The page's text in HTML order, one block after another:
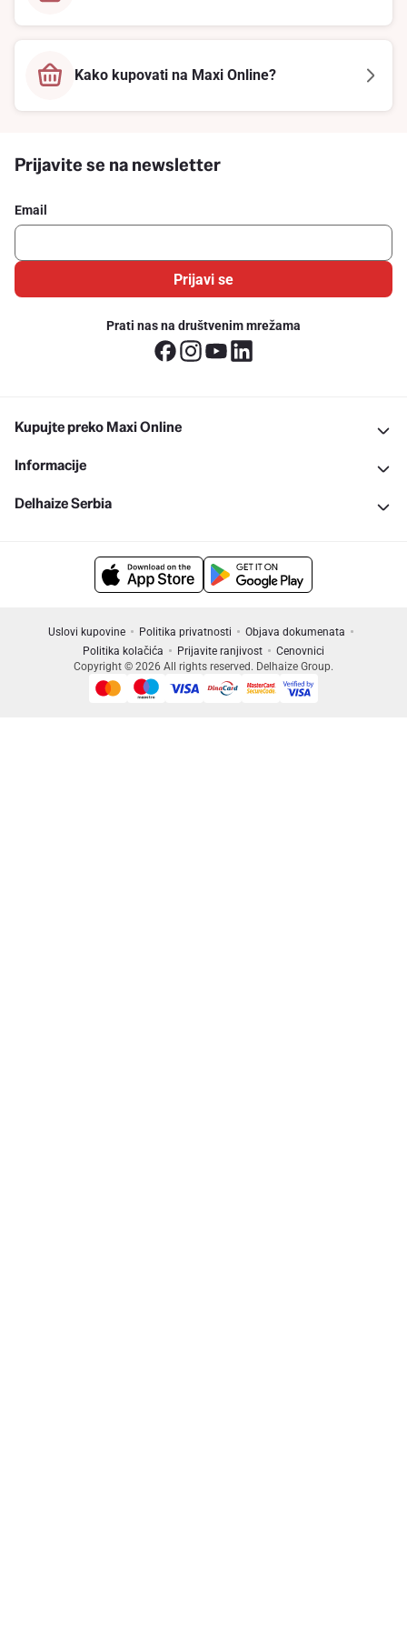
Kako kupovati na Maxi Online?
Prijavite se na newsletter
Email
Prijavi se
Prati nas na društvenim mrežama
Kupujte preko Maxi Online
Informacije
Delhaize Serbia
Uslovi kupovine Politika privatnosti
Objava dokumenata
Politika kolačića
Prijavite ranjivost
Cenovnici
Copyright © 2026 All rights reserved. Delhaize Group.